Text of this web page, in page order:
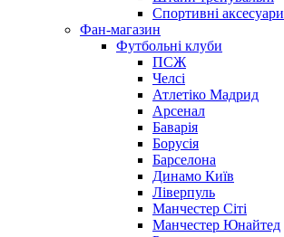
Спортивні аксесуари
Фан-магазин
Футбольні клуби
ПСЖ
Челсі
Атлетіко Мадрид
Арсенал
Баварія
Борусія
Барселона
Динамо Київ
Ліверпуль
Манчестер Сіті
Манчестер Юнайтед